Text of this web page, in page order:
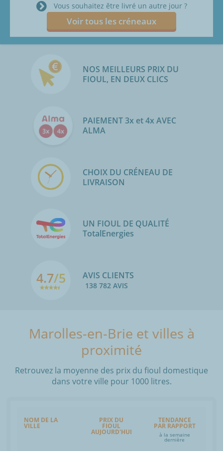
Vous souhaitez être livré un autre jour ?
Voir tous les créneaux
NOS MEILLEURS PRIX DU
FIOUL, EN DEUX CLICS
PAIEMENT 3x et 4x AVEC
ALMA
CHOIX DU CRÉNEAU DE
LIVRAISON
UN FIOUL DE QUALITÉ
TotalEnergies
4.7/5 AVIS CLIENTS
138 782 AVIS
Marolles-en-Brie et villes à
proximité
Retrouvez la moyenne des prix du fioul domestique
dans votre ville pour 1000 litres.
NOM DE LA
VILLE
PRIX DU
FIOUL
AUJOURD'HUI
TENDANCE
PAR RAPPORT
à la semaine
dernière